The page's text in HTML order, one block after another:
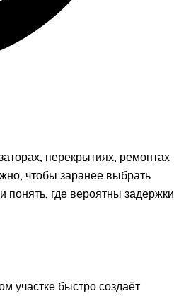
перекрытиях, ремонтах
чтобы заранее выбрать
понять, где вероятны задержки
участке быстро создаёт